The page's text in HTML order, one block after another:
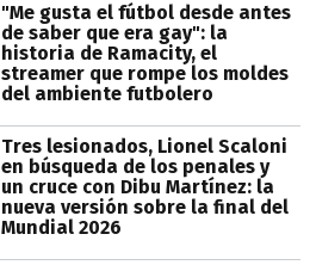
"Me gusta el fútbol desde antes
de saber que era gay": la
historia de Ramacity, el
streamer que rompe los moldes
del ambiente futbolero
Tres lesionados, Lionel Scaloni
en búsqueda de los penales y
un cruce con Dibu Martínez: la
nueva versión sobre la final del
Mundial 2026